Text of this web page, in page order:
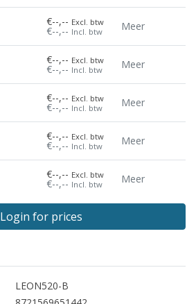
€--,-- Excl. btw
€--,-- Incl. btw Meer
€--,-- Excl. btw
€--,-- Incl. btw Meer
€--,-- Excl. btw
€--,-- Incl. btw Meer
€--,-- Excl. btw
€--,-- Incl. btw Meer
€--,-- Excl. btw
€--,-- Incl. btw Meer
Login for prices
LEON520-B